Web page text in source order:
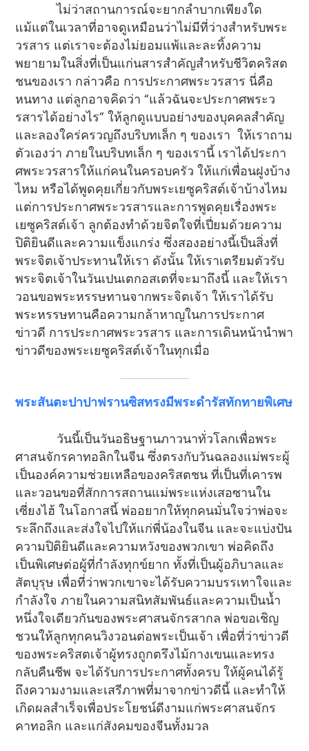
ไม่ว่าสถานการณ์จะยากลำบากเพียงใด
แม้แต่ในเวลาที่อาจดูเหมือนว่าไม่มีที่ว่างสำหรับพระ
วรสาร แต่เราจะต้องไม่ยอมแพ้และละทิ้งความ
พยายามในสิ่งที่เป็นแก่นสารสำคัญสำหรับชีวิตคริสต
ชนของเรา กล่าวคือ การประกาศพระวรสาร นี่คือ
หนทาง แต่ลูกอาจคิดว่า “แล้วฉันจะประกาศพระว
รสารได้อย่างไร” ให้ลูกดูแบบอย่างของบุคคลสำคัญ
และลองใคร่ครวญถึงบริบทเล็ก ๆ ของเรา ให้เราถาม
ตัวเองว่า ภายในบริบทเล็ก ๆ ของเรานี้ เราได้ประกา
ศพระวรสารให้แก่คนในครอบครัว ให้แก่เพื่อนฝูงบ้าง
ไหม หรือได้พูดคุยเกี่ยวกับพระเยซูคริสต์เจ้าบ้างไหม
แต่การประกาศพระวรสารและการพูดคุยเรื่องพระ
เยซูคริสต์เจ้า ลูกต้องทำด้วยจิตใจที่เปี่ยมด้วยความ
ปิติยินดีและความแข็งแกร่ง ซึ่งสองอย่างนี้เป็นสิ่งที่
พระจิตเจ้าประทานให้เรา ดังนั้น ให้เราเตรียมตัวรับ
พระจิตเจ้าในวันเปนเตกอสเตที่จะมาถึงนี้ และให้เรา
วอนขอพระหรรษทานจากพระจิตเจ้า ให้เราได้รับ
พระหรรษทานคือความกล้าหาญในการประกาศ
ข่าวดี การประกาศพระวรสาร และการเดินหน้านำพา
ข่าวดีของพระเยซูคริสต์เจ้าในทุกเมื่อ
พระสันตะปาปาฟรานซิสทรงมีพระดำรัสทักทายพิเศษ
วันนี้เป็นวันอธิษฐานภาวนาทั่วโลกเพื่อพระ
ศาสนจักรคาทอลิกในจีน ซึ่งตรงกับวันฉลองแม่พระผู้
เป็นองค์ความช่วยเหลือของคริสตชน ที่เป็นที่เคารพ
และวอนขอที่สักการสถานแม่พระแห่งเสอซานใน
เซี่ยงไฮ้ ในโอกาสนี้ พ่ออยากให้ทุกคนมั่นใจว่าพ่อจะ
ระลึกถึงและส่งใจไปให้แก่พี่น้องในจีน และจะแบ่งปัน
ความปิติยินดีและความหวังของพวกเขา พ่อคิดถึง
เป็นพิเศษต่อผู้ที่กำลังทุกข์ยาก ทั้งที่เป็นผู้อภิบาลและ
สัตบุรุษ เพื่อที่ว่าพวกเขาจะได้รับความบรรเทาใจและ
กำลังใจ ภายในความสนิทสัมพันธ์และความเป็นน้ำ
หนึ่งใจเดียวกันของพระศาสนจักรสากล พ่อขอเชิญ
ชวนให้ลูกทุกคนวิงวอนต่อพระเป็นเจ้า เพื่อที่ว่าข่าวดี
ของพระคริสตเจ้าผู้ทรงถูกตรึงไม้กางเขนและทรง
กลับคืนชีพ จะได้รับการประกาศทั้งครบ ให้ผู้คนได้รู้
ถึงความงามและเสรีภาพที่มาจากข่าวดีนี้ และทำให้
เกิดผลสำเร็จเพื่อประโยชน์ดีงามแก่พระศาสนจักร
คาทอลิก และแก่สังคมของจีนทั้งมวล